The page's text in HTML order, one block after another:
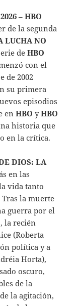
–HBO
de la segunda
LUCHA NO
deHBO
con el
de 2002
su primera
episodios
enHBOyHBO
historia que
en la crítica.
DIOS: LA
en las
vida tanto
la muerte
guerra por el
la recién
(Roberta
política y a
Horta),
oscuro,
de la
la agitación,